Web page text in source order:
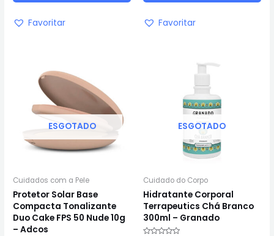
Favoritar Favoritar
ESGOTADO
Cuidados com a Pele
Protetor Solar Base
Compacta Tonalizante
Duo Cake FPS 50 Nude 10g
– Adcos
ESGOTADO
Cuidado do Corpo
Hidratante Corporal
Terrapeutics Chá Branco
300ml – Granado